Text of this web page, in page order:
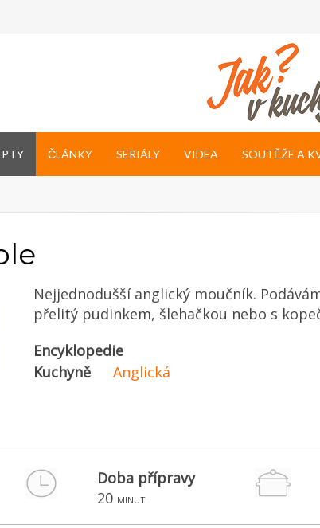
ČLÁNKY SERIÁLY VIDEA SOUTĚŽE A
Nejjednodušší anglický moučník.
přelitý pudinkem, šlehačkou nebo s
Encyklopedie
Kuchyně
Anglická
Doba přípravy
20 minut